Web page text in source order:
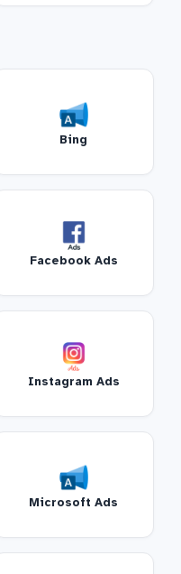
Bing
Facebook Ads
Instagram Ads
Microsoft Ads